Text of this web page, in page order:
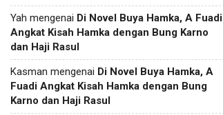
Yah mengenai Di Novel Buya Hamka, A Fuadi
Angkat Kisah Hamka dengan Bung Karno
dan Haji Rasul
Kasman mengenai Di Novel Buya Hamka, A
Fuadi Angkat Kisah Hamka dengan Bung
Karno dan Haji Rasul